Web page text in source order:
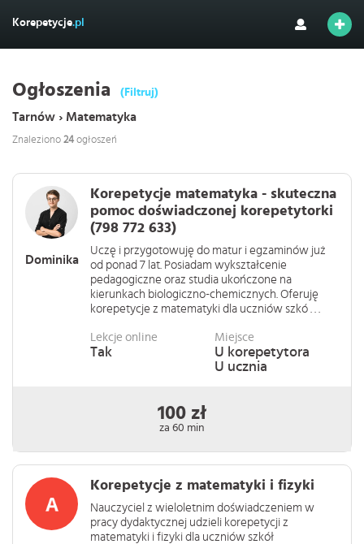
Korepetycje.pl
Ogłoszenia (Filtruj)
Tarnów › Matematyka
Znaleziono 24 ogłoszeń
Dominika
Korepetycje matematyka - skuteczna
pomoc doświadczonej korepetytorki
(798 772 633)
Uczę i przygotowuję do matur i egzaminów już
od ponad 7 lat. Posiadam wykształcenie
pedagogiczne oraz studia ukończone na
kierunkach biologiczno-chemicznych. Oferuję
korepetycje z matematyki dla uczniów szkó . . .
Lekcje online
Tak
Miejsce
U korepetytora
U ucznia
100 zł
za 60 min
Korepetycje z matematyki i fizyki
Nauczyciel z wieloletnim doświadczeniem w
pracy dydaktycznej udzieli korepetycji z
matematyki i fizyki dla uczniów szkół